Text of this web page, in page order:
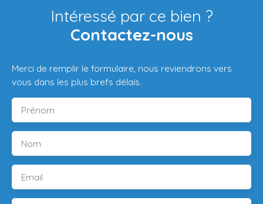
Intéressé par ce bien ?
Contactez-nous
Merci de remplir le formulaire, nous reviendrons vers
vous dans les plus brefs délais.
Prénom
Nom
Email